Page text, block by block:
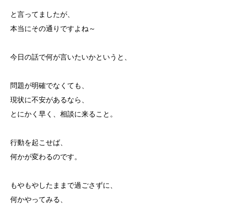
と言ってましたが、
本当にその通りですよね～
今日の話で何が言いたいかというと、
問題が明確でなくても、
現状に不安があるなら、
とにかく早く、相談に来ること。
行動を起こせば、
何かが変わるのです。
もやもやしたままで過ごさずに、
何かやってみる、